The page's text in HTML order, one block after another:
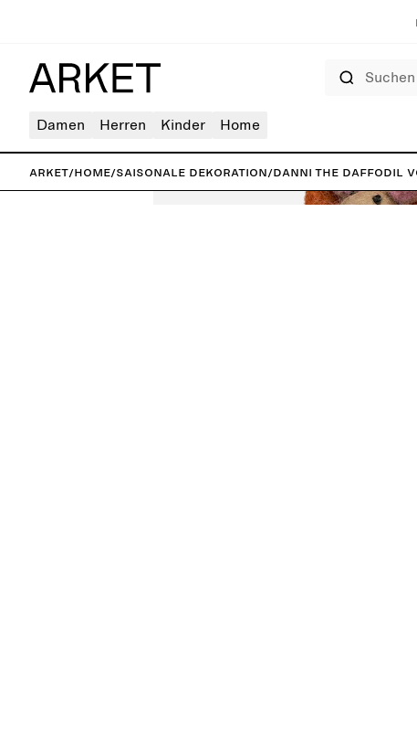
Damen Herren Kinder Home
ARKET/Home/Saisonale Dekoration/Danni the Daffodil